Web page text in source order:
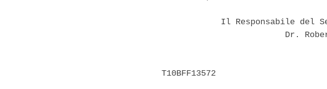
Il Responsabile del
Dr.